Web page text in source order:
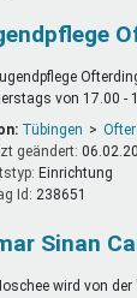
von 17.00 -
Tübingen
geändert:
einrichtung
Id:238651
Sinan
wird von